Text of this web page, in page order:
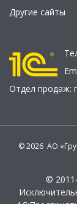
Другие сайты
Отдел продаж:
© 2026 АО
©